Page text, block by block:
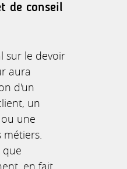
de conseil
sur le devoir
aura
d'un
un
une
métiers.
que
en fait,